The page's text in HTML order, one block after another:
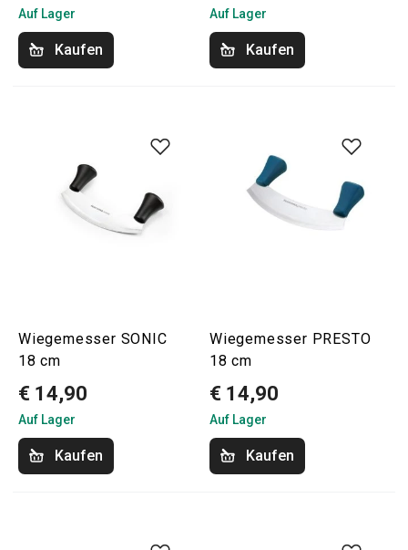
Auf Lager
Kaufen
Auf Lager
Kaufen
Wiegemesser SONIC
18 cm
€ 14,90
Auf Lager
Kaufen
Wiegemesser PRESTO
18 cm
€ 14,90
Auf Lager
Kaufen